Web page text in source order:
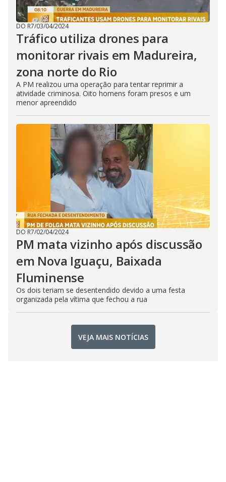
DO R7/03/04/2024
Tráfico utiliza drones para
monitorar rivais em Madureira,
zona norte do Rio
A PM realizou uma operação para tentar reprimir a
atividade criminosa. Oito homens foram presos e um
menor apreendido
DO R7/02/04/2024
PM mata vizinho após discussão
em Nova Iguaçu, Baixada
Fluminense
Os dois teriam se desentendido devido a uma festa
organizada pela vítima que fechou a rua
VEJA MAIS NOTÍCIAS